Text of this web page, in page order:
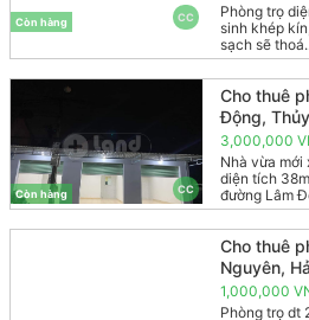
CC
Còn hàng
Phòng trọ
sinh khép
sạch sẽ
CC
Còn hàng
Cho thuê
Động,
3,000,000
Nhà vừa mới
diện tích
đường Lâm
Cho thuê
Nguyên,
1,000,000
Phòng trọ dt